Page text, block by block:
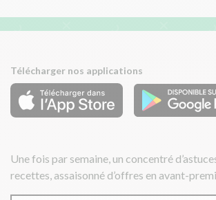
Télécharger nos applications
Une fois par semaine, un concentré
recettes, assaisonné d’offres en avant-